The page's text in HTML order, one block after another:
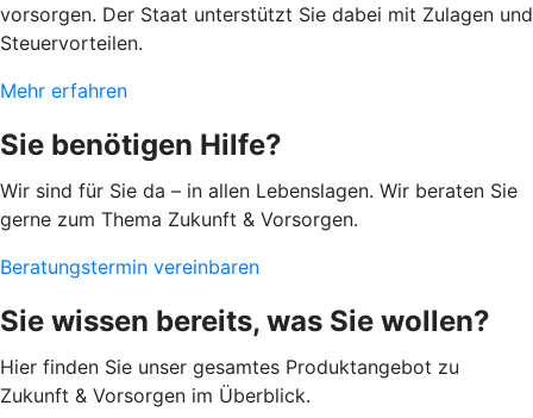
vorsorgen. Der Staat unterstützt Sie dabei mit Zulagen und
Steuervorteilen.
Mehr erfahren
Sie benötigen Hilfe?
Wir sind für Sie da – in allen Lebenslagen. Wir beraten Sie
gerne zum Thema Zukunft & Vorsorgen.
Beratungstermin vereinbaren
Sie wissen bereits, was Sie wollen?
Hier finden Sie unser gesamtes Produktangebot zu
Zukunft & Vorsorgen im Überblick.